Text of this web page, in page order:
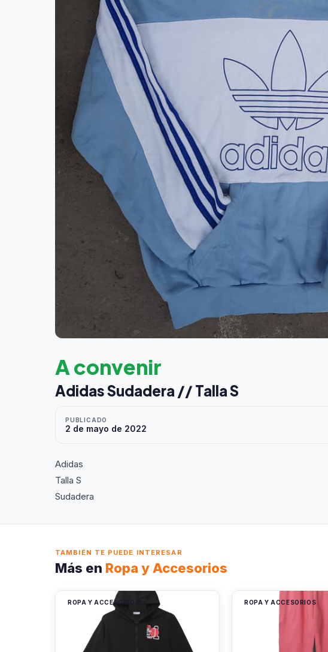
A convenir
Adidas Sudadera // Talla S
PUBLICADO
2 de mayo de 2022
Adidas
Talla S
Sudadera
TAMBIÉN TE PUEDE INTERESAR
Más en Ropa y Accesorios
ROPA Y ACCESORIOS ROPA Y ACCESORIOS